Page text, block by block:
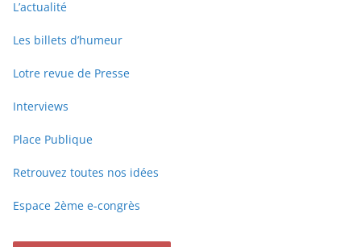
L’actualité
Les billets d’humeur
Lotre revue de Presse
Interviews
Place Publique
Retrouvez toutes nos idées
Espace 2ème e-congrès